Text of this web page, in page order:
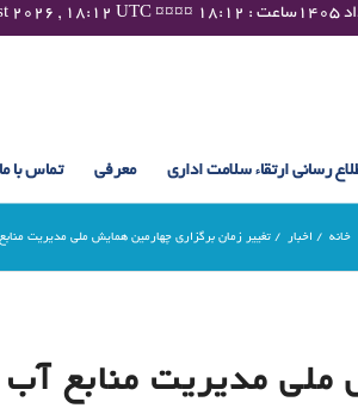
رسانی ارتقاء سلامت اداری معرفی تماس با ما
خانه / اخبار / تغییر زمان برگزاری چهارمین همایش ملى مدیریت
ملى مدیریت منابع آب